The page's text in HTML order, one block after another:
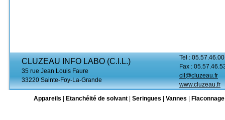
CLUZEAU INFO LABO (C.I.L.)
35 rue Jean Louis Faure
33220 Sainte-Foy-La-Grande
Tel :
Fax :
cil@cluzeau.fr
www.cluzeau.fr
Appareils
Etanchéité de solvant Seringues Vannes Flaconnage